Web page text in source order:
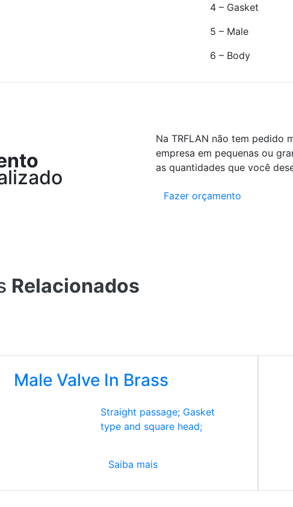
4 – Gasket
5 – Male
6 – Body
Na TRFLAN não tem pedido
empresa em pequenas ou
as quantidades que você
Fazer orçamento
Relacionados
Male Valve In Brass
Straight passage; Gasket
type and square head;
Saiba mais